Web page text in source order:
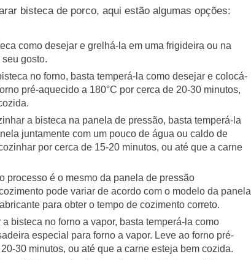
bisteca de porco, aqui estão algumas opções:
como desejar e grelhá-la em uma frigideira ou na
gosto.
no forno, basta temperá-la como desejar e colocá-
pré-aquecido a 180°C por cerca de 20-30 minutos,
a bisteca na panela de pressão, basta temperá-la
juntamente com um pouco de água ou caldo de
por cerca de 15-20 minutos, ou até que a carne
processo é o mesmo da panela de pressão
pode variar de acordo com o modelo da panela
para obter o tempo de cozimento correto.
bisteca no forno a vapor, basta temperá-la como
especial para forno a vapor. Leve ao forno pré-
30 minutos, ou até que a carne esteja bem cozida.